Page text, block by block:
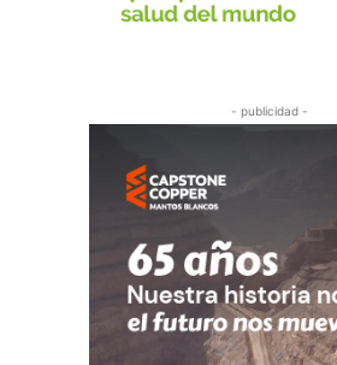
- publicidad -